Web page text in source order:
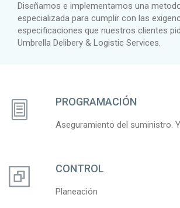
Diseñamos e implementamos una
especializada para cumplir con las
especificaciones que nuestros clientes
Umbrella Delibery & Logistic Services.
PROGRAMACIÓN
Aseguramiento del suministro.
CONTROL
Planeación